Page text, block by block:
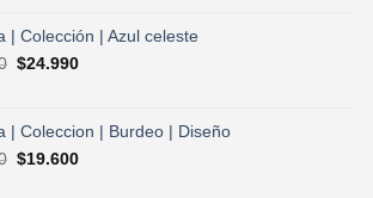
era:
$30.990.
es:
$24.990.
| Colección | Azul celeste
El
era:
$30.990.
$24.990El
es:
| Coleccion | Burdeo | Diseño
El
$19.600El